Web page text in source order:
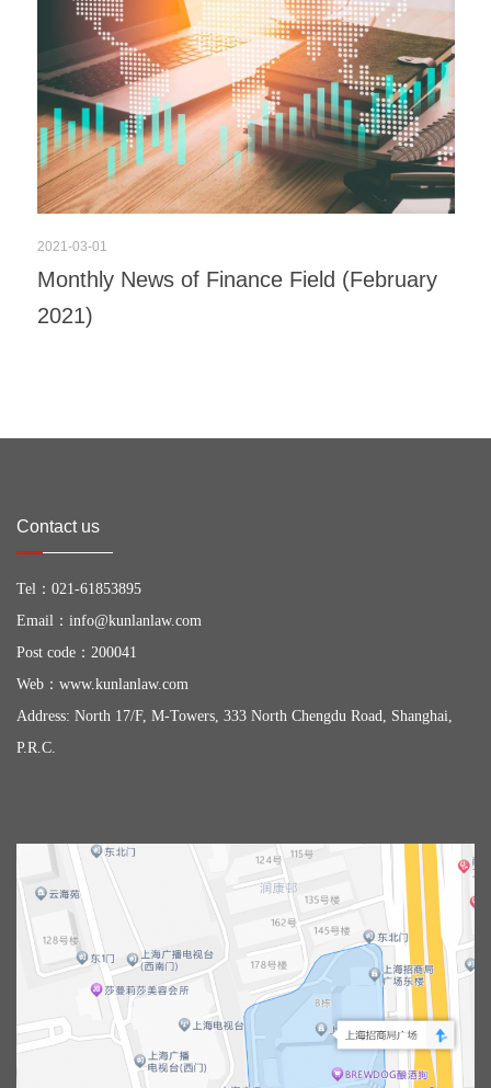
2021-03-01
Monthly News of Finance Field (February
2021)
Contact us
Tel： 021-61853895
Email： info@kunlanlaw.com
Post code：200041
Web： www.kunlanlaw.com
Address: North 17/F, M-Towers, 333 North Chengdu Road, Shanghai,
P.R.C.